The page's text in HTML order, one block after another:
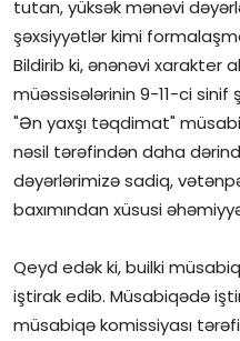
tutan, yüksək mənəvi
şəxsiyyətlər kimi
Bildirib ki, ənənəvi xarakter
müəssisələrinin 9-11-ci sinif
"Ən yaxşı təqdimat"
nəsil tərəfindən daha
dəyərlərimizə sadiq,
baxımından xüsusi
Qeyd edək ki, builki
iştirak edib. Müsabiqədə
müsabiqə komissiyası